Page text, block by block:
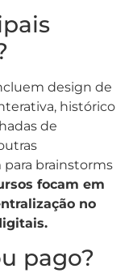
design de
histórico
de
para brainstorms
focam em
no
pago?